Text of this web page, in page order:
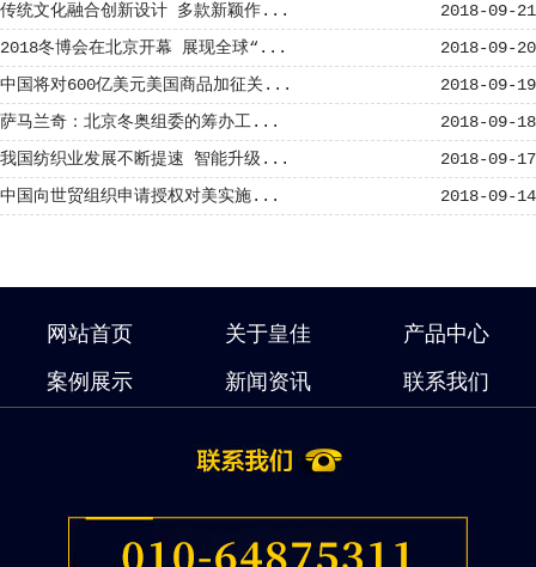
2018-09-21
传统文化融合创新设计 多款新颖作...
2018-09-20
2018冬博会在北京开幕 展现全球“...
2018-09-19
中国将对600亿美元美国商品加征关...
2018-09-18
萨马兰奇：北京冬奥组委的筹办工...
2018-09-17
我国纺织业发展不断提速 智能升级...
2018-09-14
中国向世贸组织申请授权对美实施...
网站首页 关于皇佳
产品中心
案例展示
新闻资讯 联系我们